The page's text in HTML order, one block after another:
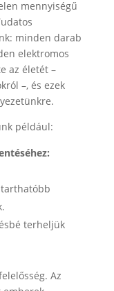
mennyiségű
minden darab
elektromos
az életét –
–, és ezek
például:
terheljük
Az